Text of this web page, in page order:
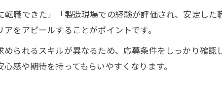
職できた」「製造現場での経験が評価され、安定し
をアピールすることがポイントです。
られるスキルが異なるため、応募条件をしっかり確
感や期待を持ってもらいやすくなります。